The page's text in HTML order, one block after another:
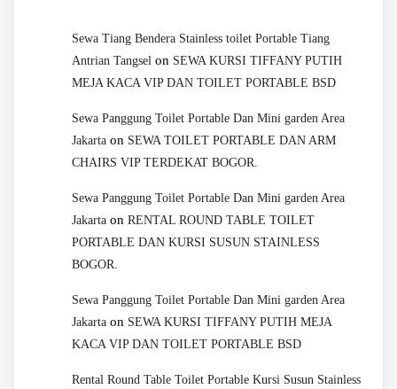
Sewa Tiang Bendera Stainless toilet Portable Tiang
Antrian Tangsel on SEWA KURSI TIFFANY PUTIH
MEJA KACA VIP DAN TOILET PORTABLE BSD
Sewa Panggung Toilet Portable Dan Mini garden Area
Jakarta on SEWA TOILET PORTABLE DAN ARM
CHAIRS VIP TERDEKAT BOGOR.
Sewa Panggung Toilet Portable Dan Mini garden Area
Jakarta on RENTAL ROUND TABLE TOILET
PORTABLE DAN KURSI SUSUN STAINLESS
BOGOR.
Sewa Panggung Toilet Portable Dan Mini garden Area
Jakarta on SEWA KURSI TIFFANY PUTIH MEJA
KACA VIP DAN TOILET PORTABLE BSD
Rental Round Table Toilet Portable Kursi Susun Stainless